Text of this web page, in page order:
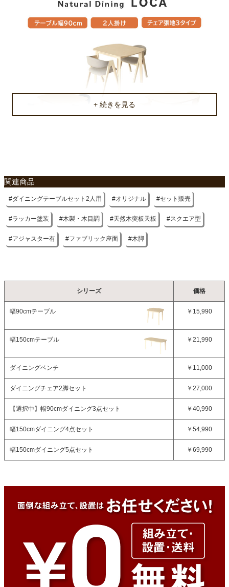
ベトナム
関連商品
ダイニングテーブルセット2人用 オリジナル セット販売
ラッカー塗装 木製・木目調 天然木突板天板 スクエア型
アジャスター有 ファブリック座面 木脚
シリーズ 価格
幅90cmテーブル ￥15,990
幅150cmテーブル ￥21,990
ダイニングベンチ ￥11,000
ダイニングチェア2脚セット ￥27,000
【選択中】 幅90cmダイニング3点セット ￥40,990
幅150cmダイニング4点セット ￥54,990
幅150cmダイニング5点セット ￥69,990